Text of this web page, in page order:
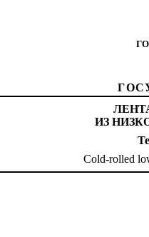
ИЗ
Cold-rolled